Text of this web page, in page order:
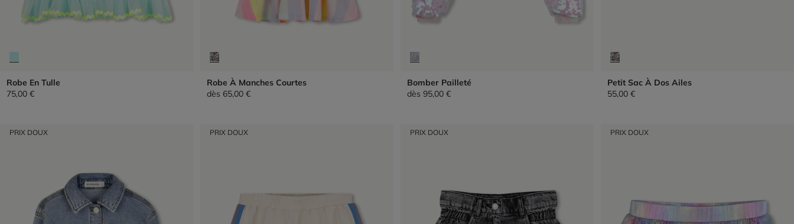
Robe En Tulle
75,00 €
Robe À Manches Courtes
dès 65,00 €
Bomber Pailleté
dès 95,00 €
Petit Sac À Dos Ailes
55,00 €
PRIX DOUX PRIX DOUX PRIX DOUX PRIX DOUX